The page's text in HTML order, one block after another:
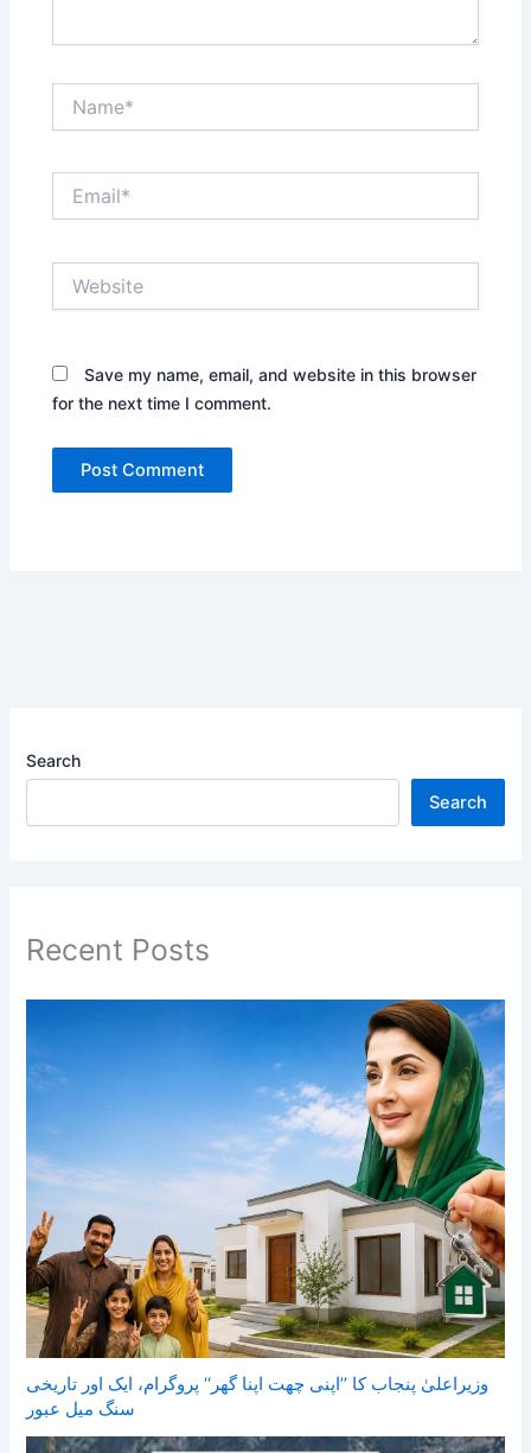
Save my name, email, and website in this browser
for the next time I comment.
Search
Search
Recent Posts
وزیراعلیٰ پنجاب کا ’’اپنی چھت اپنا گھر‘‘ پروگرام، ایک اور تاریخی
سنگ میل عبور